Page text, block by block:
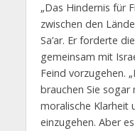
„Das Hindernis für
zwischen den
Sa’ar. Er forderte
gemeinsam mit
Feind vorzugehen.
brauchen Sie sogar
moralische Klarheit
einzugehen. Aber